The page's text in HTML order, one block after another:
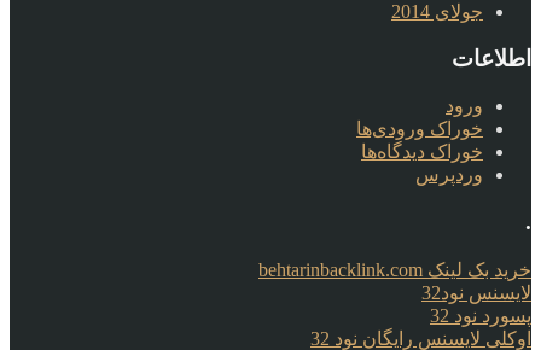
جولای 2014
اطلاعات
ورود
خوراک ورودی‌ها
خوراک دیدگاه‌ها
وردپرس
.
خرید بک لینک behtarinbacklink.com
لایسنس نود32
پسورد نود 32
اوکلی لایسنس رایگان نود 32